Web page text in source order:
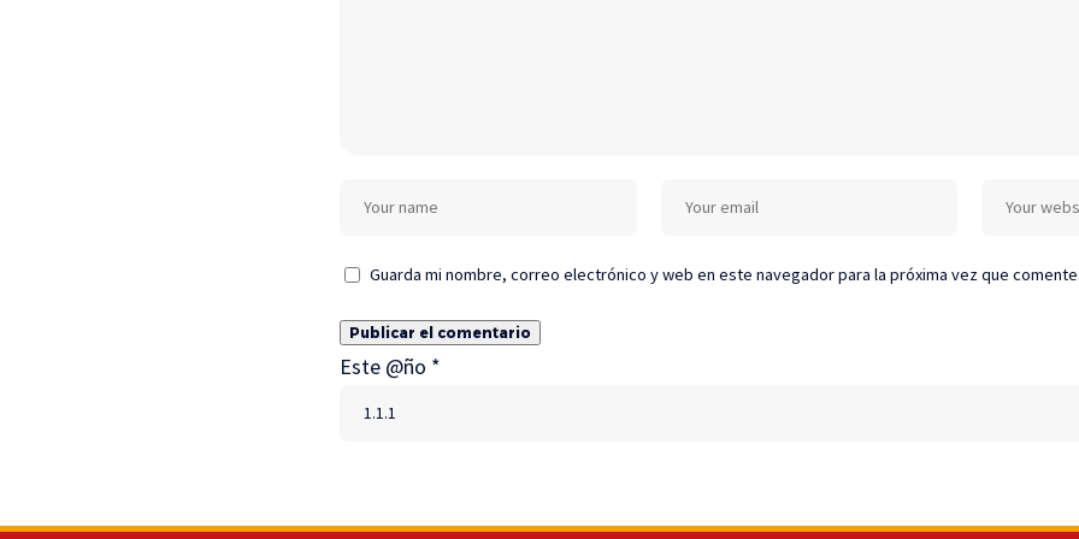
Guarda mi nombre, correo electrónico y web en este navegador para la próxima vez que
Este @ño *